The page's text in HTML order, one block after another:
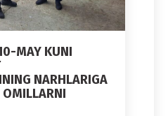
MAY KUNI
NARHLARIGA
OMILLARNI